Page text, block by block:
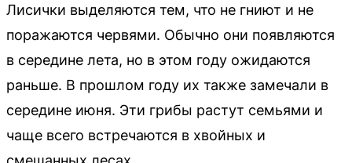
Лисички выделяются тем, что не гниют и не
поражаются червями. Обычно они появляются
в середине лета, но в этом году ожидаются
раньше. В прошлом году их также замечали в
середине июня. Эти грибы растут семьями и
чаще всего встречаются в хвойных и